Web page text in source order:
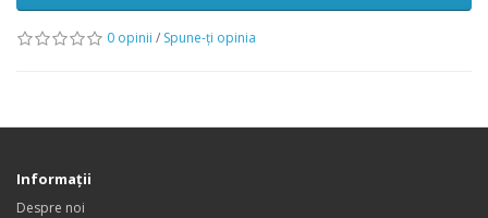
0 opinii / Spune-ţi opinia
Informaţii
Despre noi